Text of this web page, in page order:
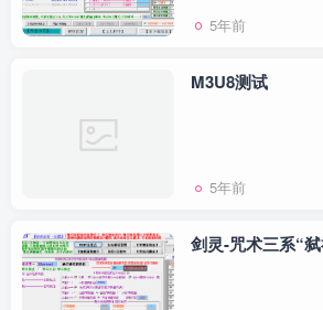
5年前
M3U8测试
5年前
剑灵-咒术三系“